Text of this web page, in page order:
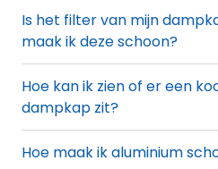
Is het filter van mijn
maak ik deze schoon?
Hoe kan ik zien of er een
dampkap zit?
Hoe maak ik aluminium